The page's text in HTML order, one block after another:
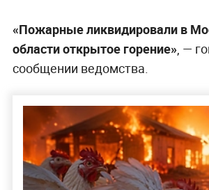
«Пожарные ликвидировали в
области открытое горение», —
сообщении ведомства.